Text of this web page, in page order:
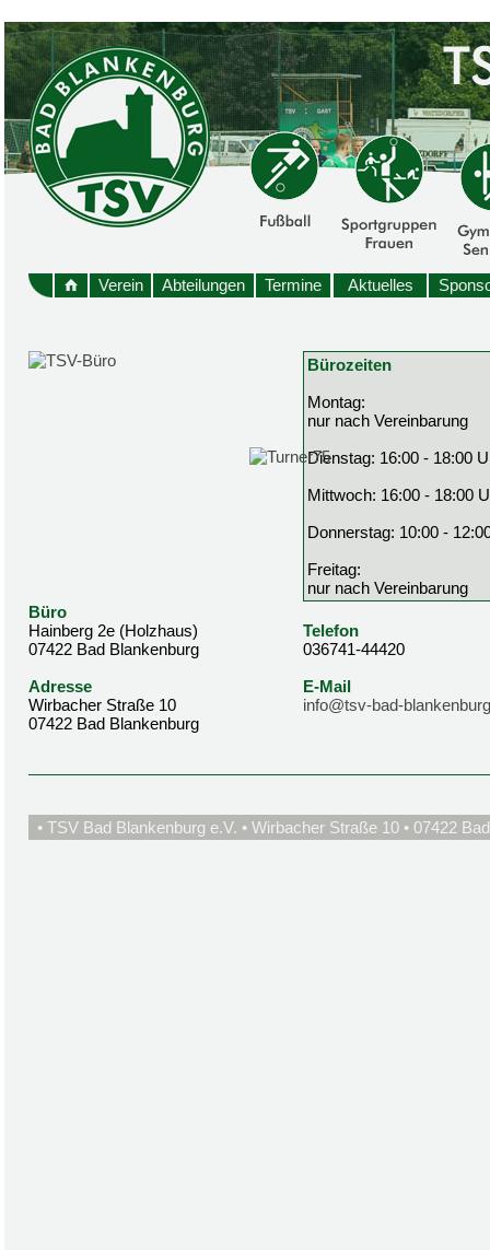
Verein Abteilungen Termine Aktuelles
Bürozeiten
Montag:
nur nach Vereinbarung
Dienstag: 16:00 - 18:00
Mittwoch: 16:00 - 18:00
Donnerstag: 10:00 -
Freitag:
nur nach Vereinbarung
Büro
Hainberg 2e (Holzhaus)
07422 Bad Blankenburg
Adresse
Wirbacher Straße 10
07422 Bad Blankenburg
Telefon
036741-44420
E-Mail
info@tsv-bad-
• TSV Bad Blankenburg e.V. • Wirbacher Straße 10 • 07422